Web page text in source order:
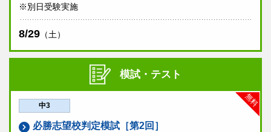
※別日受験実施
8/29 （土）
模試・テスト
無料
中3
必勝志望校判定模試［第2回］